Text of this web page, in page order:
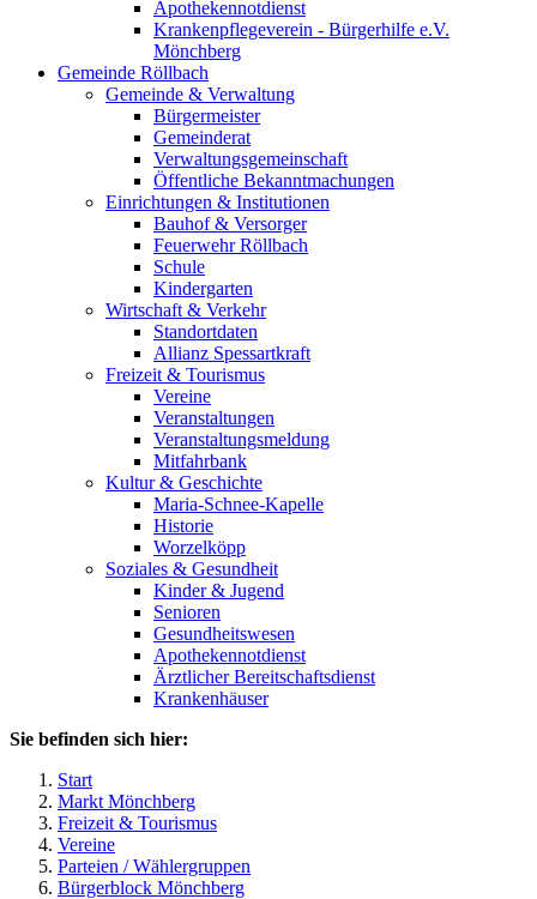
Apothekennotdienst
Krankenpflegeverein - Bürgerhilfe e.V.
Mönchberg
Gemeinde Röllbach
Gemeinde & Verwaltung
Bürgermeister
Gemeinderat
Verwaltungsgemeinschaft
Öffentliche Bekanntmachungen
Einrichtungen & Institutionen
Bauhof & Versorger
Feuerwehr Röllbach
Schule
Kindergarten
Wirtschaft & Verkehr
Standortdaten
Allianz Spessartkraft
Freizeit & Tourismus
Vereine
Veranstaltungen
Veranstaltungsmeldung
Mitfahrbank
Kultur & Geschichte
Maria-Schnee-Kapelle
Historie
Worzelköpp
Soziales & Gesundheit
Kinder & Jugend
Senioren
Gesundheitswesen
Apothekennotdienst
Ärztlicher Bereitschaftsdienst
Krankenhäuser
Sie befinden sich hier:
Start
Markt Mönchberg
Freizeit & Tourismus
Vereine
Parteien / Wählergruppen
Bürgerblock Mönchberg